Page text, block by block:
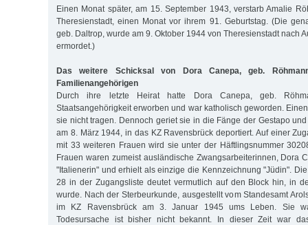
Einen Monat später, am 15. September 1943, verstarb Amalie
Theresienstadt, einen Monat vor ihrem 91. Geburtstag. (Die
geb. Daltrop, wurde am 9. Oktober 1944 von Theresienstadt nach
ermordet.)
Das weitere Schicksal von Dora Canepa, geb.
Familienangehörigen
Durch ihre letzte Heirat hatte Dora Canepa, geb.
Staatsangehörigkeit erworben und war katholisch geworden.
sie nicht tragen. Dennoch geriet sie in die Fänge der Gestapo
am 8. März 1944, in das KZ Ravensbrück deportiert. Auf einer
mit 33 weiteren Frauen wird sie unter der Häftlingsnummer
Frauen waren zumeist ausländische Zwangsarbeiterinnen, Dora
"Italienerin" und erhielt als einzige die Kennzeichnung "Jüdin".
28 in der Zugangsliste deutet vermutlich auf den Block hin, in
wurde. Nach der Sterbeurkunde, ausgestellt vom Standesamt
im KZ Ravensbrück am 3. Januar 1945 ums Leben. Sie
Todesursache ist bisher nicht bekannt. In dieser Zeit war